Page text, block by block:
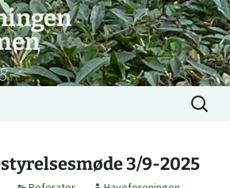
Søg
efter:
3/9-2025